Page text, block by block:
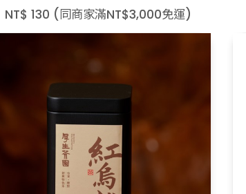
NT$ 130 (同商家滿NT$3,000免運)